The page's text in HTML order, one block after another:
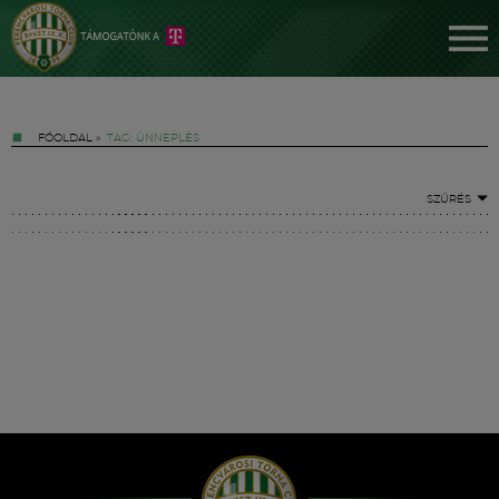
FŐOLDAL » TAG: ÜNNEPLÉS
SZŰRÉS
Hírek